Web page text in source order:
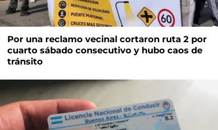
Por una reclamo vecinal cortaron ruta 2 por
cuarto sábado consecutivo y hubo caos de
tránsito